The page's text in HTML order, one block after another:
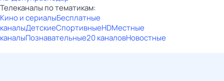
Телеканалы по тематикам:
Кино и сериалыБесплатные
каналыДетскиеСпортивныеHDМестные
каналыПознавательные20 каналовНовостные